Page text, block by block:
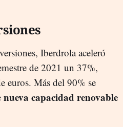
Iberdrola aceleró
de 2021 un 37%,
euros. Más del 90% se
nueva capacidad renovable